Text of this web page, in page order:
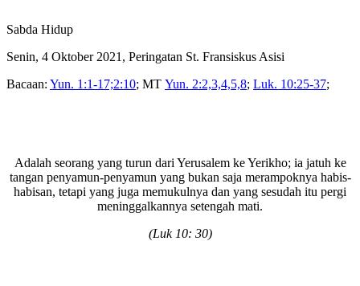
Sabda Hidup
Senin, 4 Oktober 2021, Peringatan St. Fransiskus Asisi
Bacaan: Yun. 1:1-17;2:10; MT Yun. 2:2,3,4,5,8; Luk. 10:25-37;
Adalah seorang yang turun dari Yerusalem ke Yerikho; ia jatuh ke
tangan penyamun-penyamun yang bukan saja merampoknya habis-
habisan, tetapi yang juga memukulnya dan yang sesudah itu pergi
meninggalkannya setengah mati.
(Luk 10: 30)